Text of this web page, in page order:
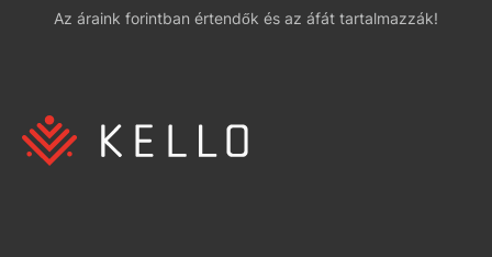
Az áraink forintban értendők és az áfát tartalmazzák!